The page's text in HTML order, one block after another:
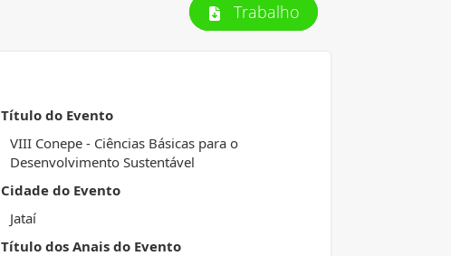
Trabalho
Título do Evento
VIII Conepe - Ciências Básicas para o
Desenvolvimento Sustentável
Cidade do Evento
Jataí
Título dos Anais do Evento